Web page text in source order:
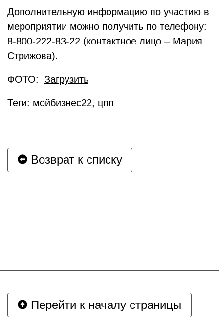
Дополнительную информацию по участию в
мероприятии можно получить по телефону:
8-800-222-83-22 (контактное лицо – Мария
Стрижова).
ФОТО: Загрузить
Теги: мойбизнес22, цпп
Возврат к списку
Перейти к началу страницы